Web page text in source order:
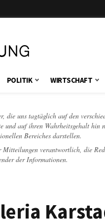
POLITIK WIRTSCHAFT
die uns tagtäglich auf den
und auf ihren Wahrheitsgehalt
Bereiches darstellen.
verantwortlich, die
der Informationen.